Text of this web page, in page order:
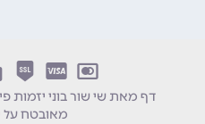
דף מאת שי שור בוני יזמות פיתוח
מאובטח על